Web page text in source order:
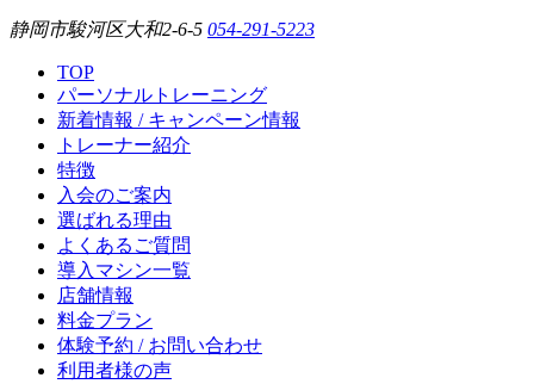
静岡市駿河区大和2-6-5 054-291-5223
TOP
パーソナルトレーニング
新着情報 / キャンペーン情報
トレーナー紹介
特徴
入会のご案内
選ばれる理由
よくあるご質問
導入マシン一覧
店舗情報
料金プラン
体験予約 / お問い合わせ
利用者様の声